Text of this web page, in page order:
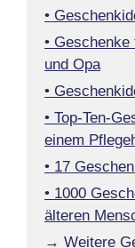
•
•
und Opa
•
• Top-Ten-
einem
• 17
• 1000
älteren
→ Weitere